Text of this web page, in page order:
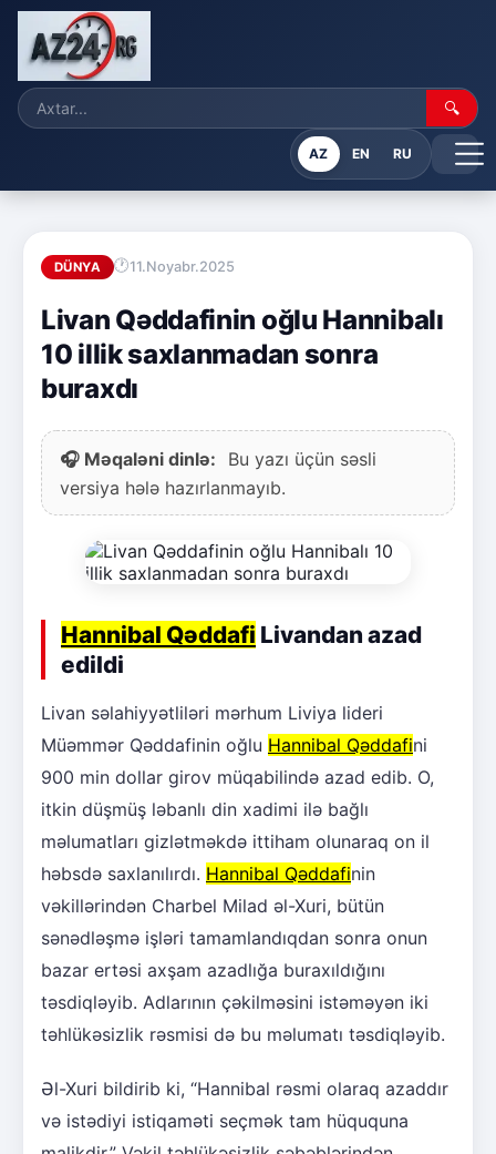
🔍
AZ EN RU
DÜNYA 11.Noyabr.2025
Livan Qəddafinin oğlu Hannibalı
10 illik saxlanmadan sonra
buraxdı
🎧 Məqaləni dinlə:
Bu yazı üçün səsli
versiya hələ hazırlanmayıb.
Hannibal Qəddafi Livandan azad
edildi
Livan səlahiyyətliləri mərhum Liviya lideri
Müəmmər Qəddafinin oğlu Hannibal Qəddafini
900 min dollar girov müqabilində azad edib. O,
itkin düşmüş ləbanlı din xadimi ilə bağlı
məlumatları gizlətməkdə ittiham olunaraq on il
həbsdə saxlanılırdı. Hannibal Qəddafinin
vəkillərindən Charbel Milad əl-Xuri, bütün
sənədləşmə işləri tamamlandıqdan sonra onun
bazar ertəsi axşam azadlığa buraxıldığını
təsdiqləyib. Adlarının çəkilməsini istəməyən iki
təhlükəsizlik rəsmisi də bu məlumatı təsdiqləyib.
Əl-Xuri bildirib ki, “Hannibal rəsmi olaraq azaddır
və istədiyi istiqaməti seçmək tam hüququna